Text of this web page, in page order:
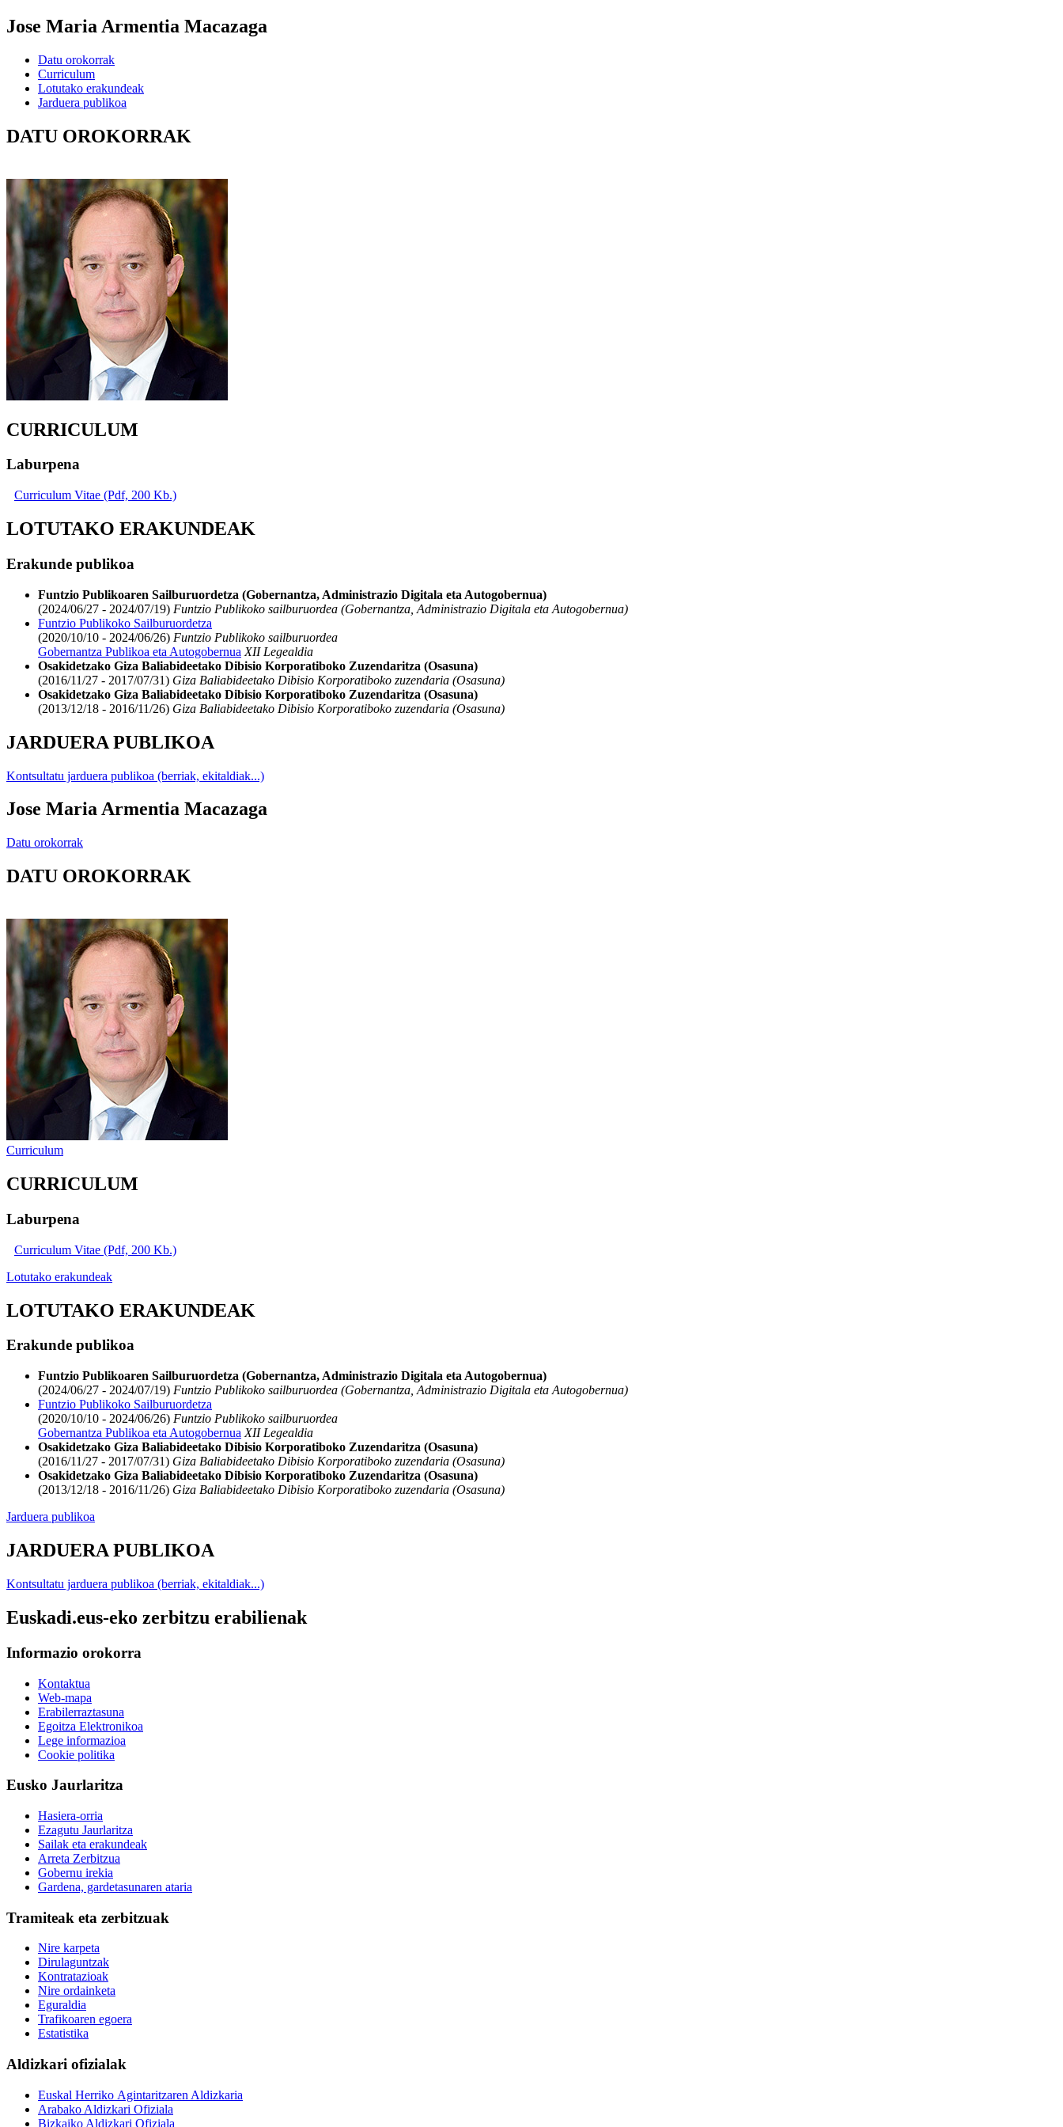
Jose Maria Armentia Macazaga
Datu orokorrak
Curriculum
Lotutako erakundeak
Jarduera publikoa
DATU OROKORRAK
CURRICULUM
Laburpena
Curriculum Vitae (Pdf, 200 Kb.)
LOTUTAKO ERAKUNDEAK
Erakunde publikoa
Funtzio Publikoaren Sailburuordetza (Gobernantza, Administrazio Digitala eta Autogobernua)
(2024/06/27 - 2024/07/19) Funtzio Publikoko sailburuordea (Gobernantza, Administrazio Digitala eta Autogobernua)
Funtzio Publikoko Sailburuordetza
(2020/10/10 - 2024/06/26) Funtzio Publikoko sailburuordea
Gobernantza Publikoa eta Autogobernua XII Legealdia
Osakidetzako Giza Baliabideetako Dibisio Korporatiboko Zuzendaritza (Osasuna)
(2016/11/27 - 2017/07/31) Giza Baliabideetako Dibisio Korporatiboko zuzendaria (Osasuna)
Osakidetzako Giza Baliabideetako Dibisio Korporatiboko Zuzendaritza (Osasuna)
(2013/12/18 - 2016/11/26) Giza Baliabideetako Dibisio Korporatiboko zuzendaria (Osasuna)
JARDUERA PUBLIKOA
Kontsultatu jarduera publikoa (berriak, ekitaldiak...)
Jose Maria Armentia Macazaga
Datu orokorrak
DATU OROKORRAK
Curriculum
CURRICULUM
Laburpena
Curriculum Vitae (Pdf, 200 Kb.)
Lotutako erakundeak
LOTUTAKO ERAKUNDEAK
Erakunde publikoa
Funtzio Publikoaren Sailburuordetza (Gobernantza, Administrazio Digitala eta Autogobernua)
(2024/06/27 - 2024/07/19) Funtzio Publikoko sailburuordea (Gobernantza, Administrazio Digitala eta Autogobernua)
Funtzio Publikoko Sailburuordetza
(2020/10/10 - 2024/06/26) Funtzio Publikoko sailburuordea
Gobernantza Publikoa eta Autogobernua XII Legealdia
Osakidetzako Giza Baliabideetako Dibisio Korporatiboko Zuzendaritza (Osasuna)
(2016/11/27 - 2017/07/31) Giza Baliabideetako Dibisio Korporatiboko zuzendaria (Osasuna)
Osakidetzako Giza Baliabideetako Dibisio Korporatiboko Zuzendaritza (Osasuna)
(2013/12/18 - 2016/11/26) Giza Baliabideetako Dibisio Korporatiboko zuzendaria (Osasuna)
Jarduera publikoa
JARDUERA PUBLIKOA
Kontsultatu jarduera publikoa (berriak, ekitaldiak...)
Euskadi.eus-eko zerbitzu erabilienak
Informazio orokorra
Kontaktua
Web-mapa
Erabilerraztasuna
Egoitza Elektronikoa
Lege informazioa
Cookie politika
Eusko Jaurlaritza
Hasiera-orria
Ezagutu Jaurlaritza
Sailak eta erakundeak
Arreta Zerbitzua
Gobernu irekia
Gardena, gardetasunaren ataria
Tramiteak eta zerbitzuak
Nire karpeta
Dirulaguntzak
Kontratazioak
Nire ordainketa
Eguraldia
Trafikoaren egoera
Estatistika
Aldizkari ofizialak
Euskal Herriko Agintaritzaren Aldizkaria
Arabako Aldizkari Ofiziala
Bizkaiko Aldizkari Ofiziala